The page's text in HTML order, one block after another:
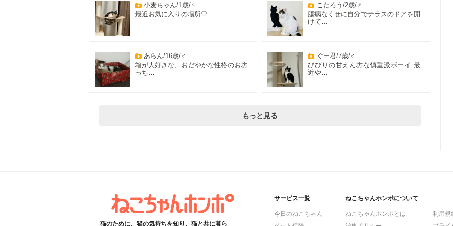
小麦ちゃん/1歳/♀
最近お気に入りの場所♡
こたろう/2歳/♂
臆病なくせに自分でテラスのドアを開
けて…
あらん/16歳/♂
箱が大好きな、おだやかな性格のお坊
っち…
ぐー君/7歳/♂
びびりの甘えん坊な慎重派ボーイ 最
近や…
もっと見る
サービス一覧
今日のねこちゃん
ねこちゃんホンポについて
ねこちゃんホンポとは
利用規
猫のために、猫の気持ちを知り、猫と共に暮ら